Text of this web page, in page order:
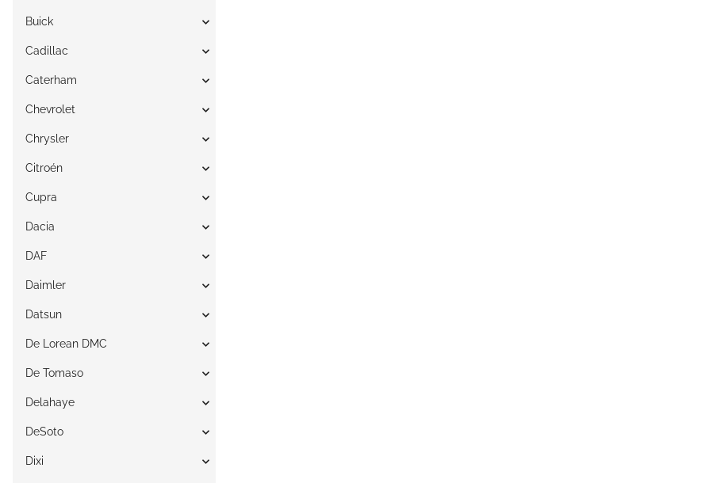
Buick
Cadillac
Caterham
Chevrolet
Chrysler
Citroén
Cupra
Dacia
DAF
Daimler
Datsun
De Lorean DMC
De Tomaso
Delahaye
DeSoto
Dixi